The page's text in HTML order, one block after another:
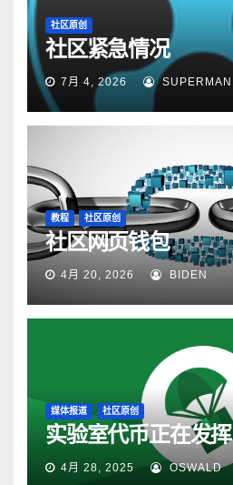
社区原创
社区紧急情况
7月 4, 2026 SUPERMAN
教程 社区原创
社区网页钱包
4月 20, 2026 BIDEN
媒体报道 社区原创
实验室代币正在发挥
4月 28, 2025 OSWALD